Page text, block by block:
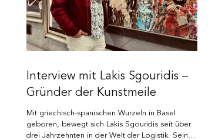
Interview mit Lakis Sgouridis –
Gründer der Kunstmeile
Mit griechisch-spanischen Wurzeln in Basel
geboren, bewegt sich Lakis Sgouridis seit über
drei Jahrzehnten in der Welt der Logistik. Seine